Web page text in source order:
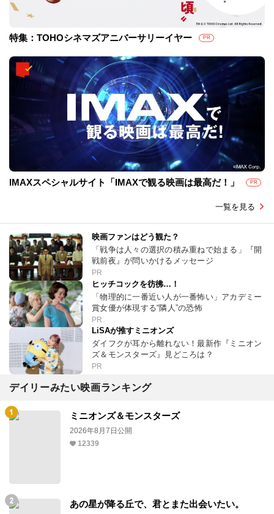
特集：TOHOシネマズアニバーサリーイヤー PR
IMAXスペシャルサイト「IMAXで観る映画は最高だ！」 PR
一覧を見る
映画ファンはどう観た？
「戦争は人々の選択の積み重ねで始まる」『開
戦前夜』が問いかけるメッセージ
PR
ヒッチコックを彷彿…！
「物理的に一番近い人が一番怖い」アカデミー
賞女優が体現する“隣人”の恐怖
PR
LiSAが推すミニオンズ
ダイフクが耳から離れない！最新作『ミニオン
ズ＆モンスターズ』見どころは？
PR
デイリーみたい映画ランキング
ミニオンズ＆モンスターズ
2026年8月7日公開
12339
あの星が降る丘で、君とまた出会いたい。